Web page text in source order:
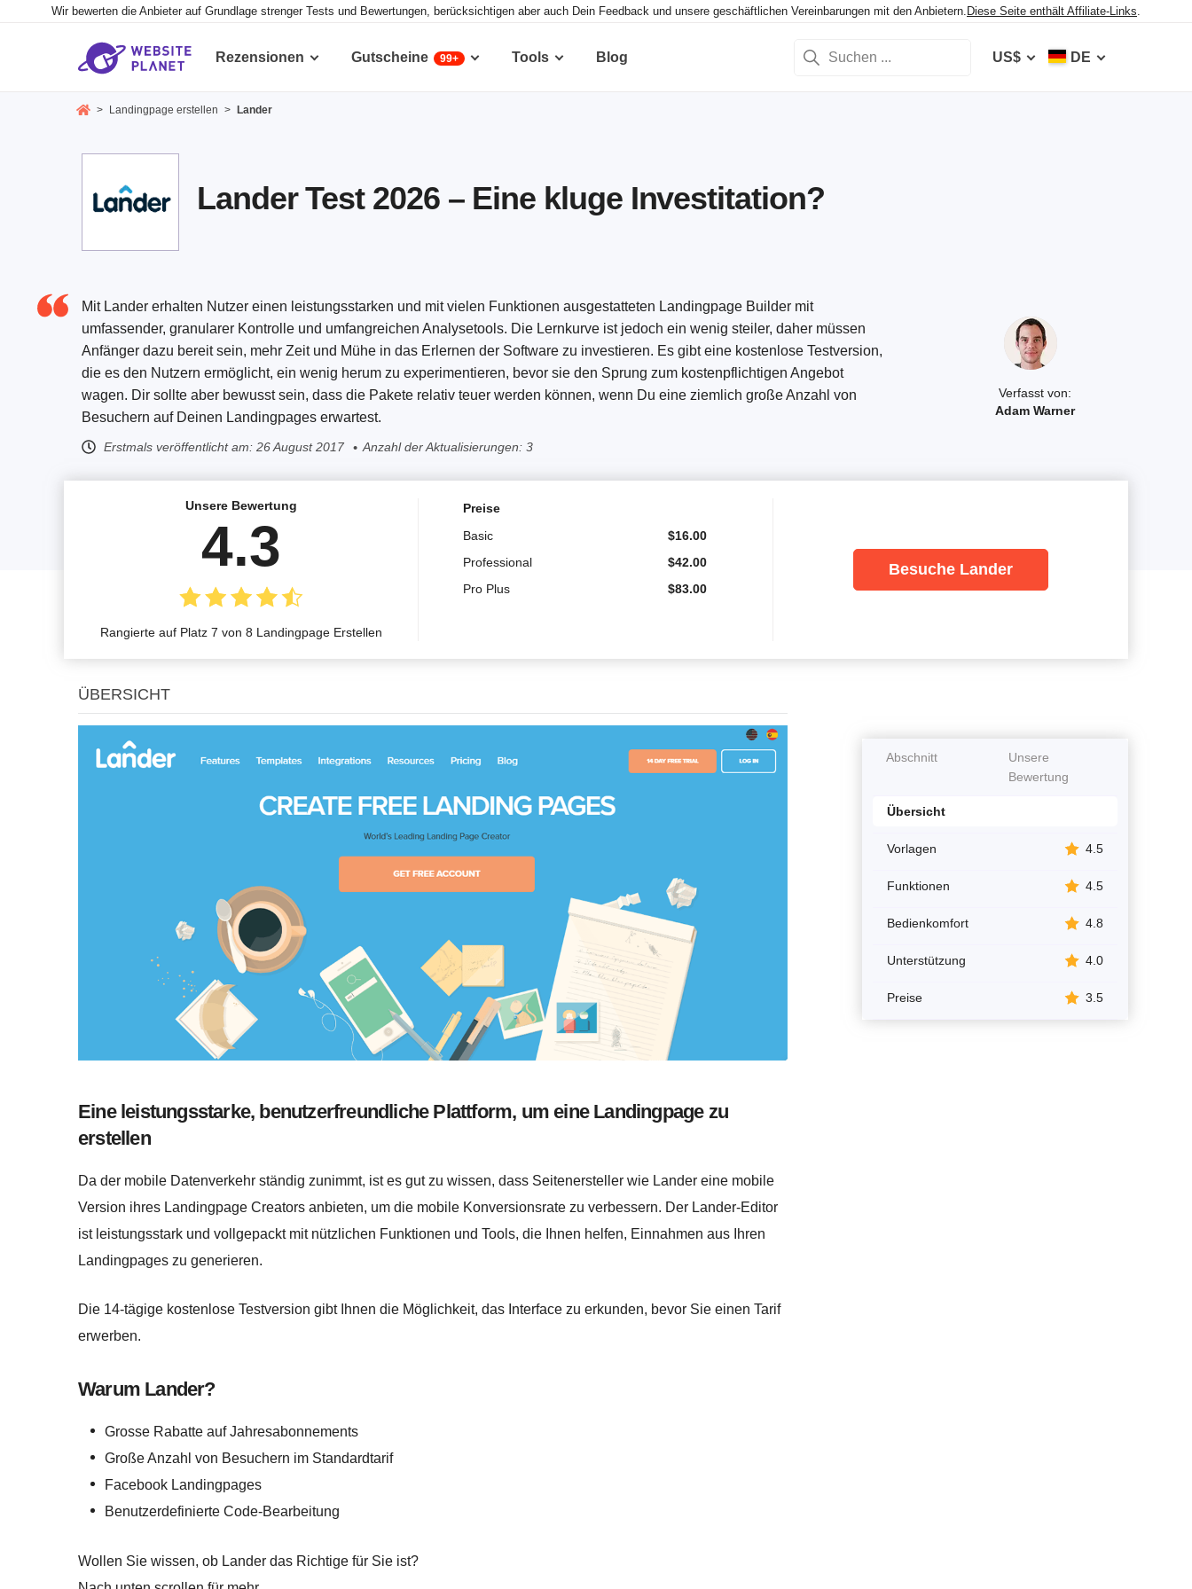
Wir bewerten die Anbieter auf Grundlage strenger Tests und Bewertungen, berücksichtigen aber auch Dein Feedback und unsere geschäftlichen Vereinbarungen mit den Anbietern. Diese Seite enthält Affiliate-Links.
Rezensionen Gutscheine 99+ Tools Blog US$ DE
> Landingpage erstellen > Lander
Lander Test 2026 – Eine kluge Investitation?
Verfasst von:
Adam Warner
Mit Lander erhalten Nutzer einen leistungsstarken und mit vielen Funktionen ausgestatteten Landingpage Builder mit
umfassender, granularer Kontrolle und umfangreichen Analysetools. Die Lernkurve ist jedoch ein wenig steiler, daher müssen
Anfänger dazu bereit sein, mehr Zeit und Mühe in das Erlernen der Software zu investieren. Es gibt eine kostenlose Testversion,
die es den Nutzern ermöglicht, ein wenig herum zu experimentieren, bevor sie den Sprung zum kostenpflichtigen Angebot
wagen. Dir sollte aber bewusst sein, dass die Pakete relativ teuer werden können, wenn Du eine ziemlich große Anzahl von
Besuchern auf Deinen Landingpages erwartest.
Erstmals veröffentlicht am: 26 August 2017 Anzahl der Aktualisierungen: 3
Unsere Bewertung
4.3
Rangierte auf Platz 7 von 8 Landingpage Erstellen
Preise
Basic
$16.00
Professional
$42.00
Pro Plus
$83.00
Besuche Lander
ÜBERSICHT
Eine leistungsstarke, benutzerfreundliche Plattform, um eine Landingpage zu
erstellen
Da der mobile Datenverkehr ständig zunimmt, ist es gut zu wissen, dass Seitenersteller wie Lander eine mobile
Version ihres Landingpage Creators anbieten, um die mobile Konversionsrate zu verbessern. Der Lander-Editor
ist leistungsstark und vollgepackt mit nützlichen Funktionen und Tools, die Ihnen helfen, Einnahmen aus Ihren
Landingpages zu generieren.
Die 14-tägige kostenlose Testversion gibt Ihnen die Möglichkeit, das Interface zu erkunden, bevor Sie einen Tarif
erwerben.
Warum Lander?
Grosse Rabatte auf Jahresabonnements
Große Anzahl von Besuchern im Standardtarif
Facebook Landingpages
Benutzerdefinierte Code-Bearbeitung
Wollen Sie wissen, ob Lander das Richtige für Sie ist?
Abschnitt
Unsere
Bewertung
Übersicht
Vorlagen 4.5
Funktionen 4.5
Bedienkomfort 4.8
Unterstützung 4.0
Preise 3.5